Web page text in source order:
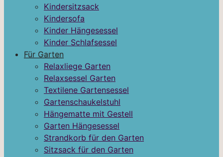
Kindersitzsack
Kindersofa
Kinder Hängesessel
Kinder Schlafsessel
Für Garten
Relaxliege Garten
Relaxsessel Garten
Textilene Gartensessel
Gartenschaukelstuhl
Hängematte mit Gestell
Garten Hängesessel
Strandkorb für den Garten
Sitzsack für den Garten